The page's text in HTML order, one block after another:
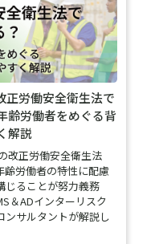
正労働安全衛生法で
齢労働者をめぐる背
解説
改正労働安全衛生法
齢労働者の特性に配慮
じることが努力義務
＆ADインターリスク
ンサルタントが解説し